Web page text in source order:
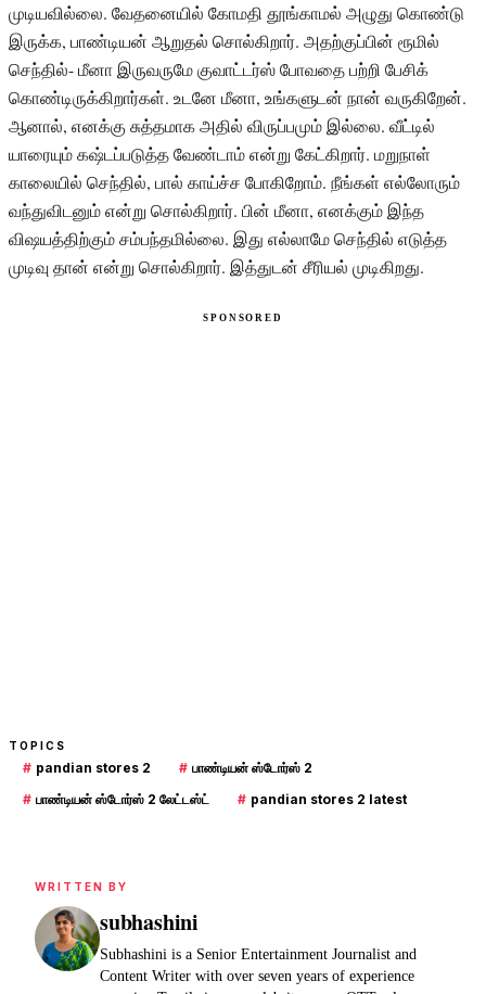
முடியவில்லை. வேதனையில் கோமதி தூங்காமல் அழுது கொண்டு
இருக்க, பாண்டியன் ஆறுதல் சொல்கிறார். அதற்குப்பின் ரூமில்
செந்தில்- மீனா இருவருமே குவாட்டர்ஸ் போவதை பற்றி பேசிக்
கொண்டிருக்கிறார்கள். உடனே மீனா, உங்களுடன் நான் வருகிறேன்.
ஆனால், எனக்கு சுத்தமாக அதில் விருப்பமும் இல்லை. வீட்டில்
யாரையும் கஷ்டப்படுத்த வேண்டாம் என்று கேட்கிறார். மறுநாள்
காலையில் செந்தில், பால் காய்ச்ச போகிறோம். நீங்கள் எல்லோரும்
வந்துவிடனும் என்று சொல்கிறார். பின் மீனா, எனக்கும் இந்த
விஷயத்திற்கும் சம்பந்தமில்லை. இது எல்லாமே செந்தில் எடுத்த
முடிவு தான் என்று சொல்கிறார். இத்துடன் சீரியல் முடிகிறது.
TOPICS
# pandian stores 2 # பாண்டியன் ஸ்டோர்ஸ் 2
# பாண்டியன் ஸ்டோர்ஸ் 2 லேட்டஸ்ட் # pandian stores 2 latest
WRITTEN BY
subhashini
Subhashini is a Senior Entertainment Journalist and
Content Writer with over seven years of experience